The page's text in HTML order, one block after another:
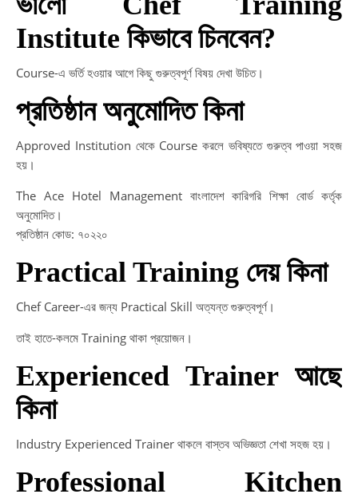
Institute কিভাবে চিনবেন?
Course-এ ভর্তি হওয়ার আগে কিছু গুরুত্বপূর্ণ বিষয় দেখা উচিত।
প্রতিষ্ঠান অনুমোদিত কিনা
Approved Institution থেকে Course করলে ভবিষ্যতে গুরুত্ব পাওয়া সহজ
হয়।
The Ace Hotel Management বাংলাদেশ কারিগরি শিক্ষা বোর্ড কর্তৃক
অনুমোদিত।
প্রতিষ্ঠান কোড: ৭০২২০
Practical Training দেয় কিনা
Chef Career-এর জন্য Practical Skill অত্যন্ত গুরুত্বপূর্ণ।
তাই হাতে-কলমে Training থাকা প্রয়োজন।
Experienced Trainer আছে
কিনা
Industry Experienced Trainer থাকলে বাস্তব অভিজ্ঞতা শেখা সহজ হয়।
Professional Kitchen